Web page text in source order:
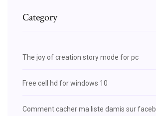
Category
The joy of creation story mode for pc
Free cell hd for windows 10
Comment cacher ma liste damis sur